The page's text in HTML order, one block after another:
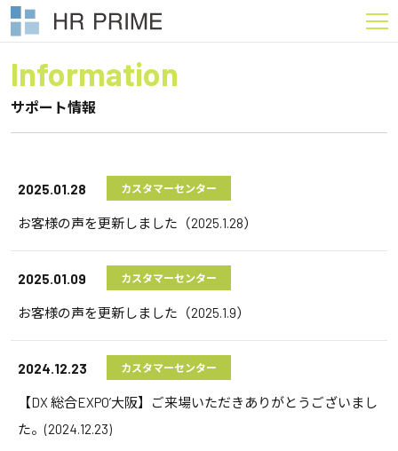
Information
サポート情報
2025.01.28 カスタマーセンター
お客様の声を更新しました（2025.1.28）
2025.01.09 カスタマーセンター
お客様の声を更新しました（2025.1.9）
2024.12.23 カスタマーセンター
【DX 総合EXPO’大阪】ご来場いただきありがとうございまし
た。(2024.12.23)